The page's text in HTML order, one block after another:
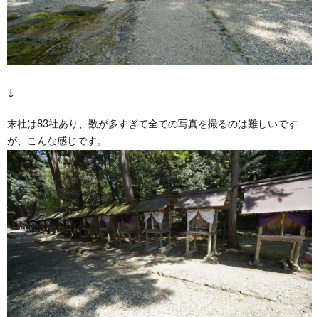
↓
末社は83社あり、数が多すぎて全ての写真を撮るのは難しいです
が、こんな感じです。